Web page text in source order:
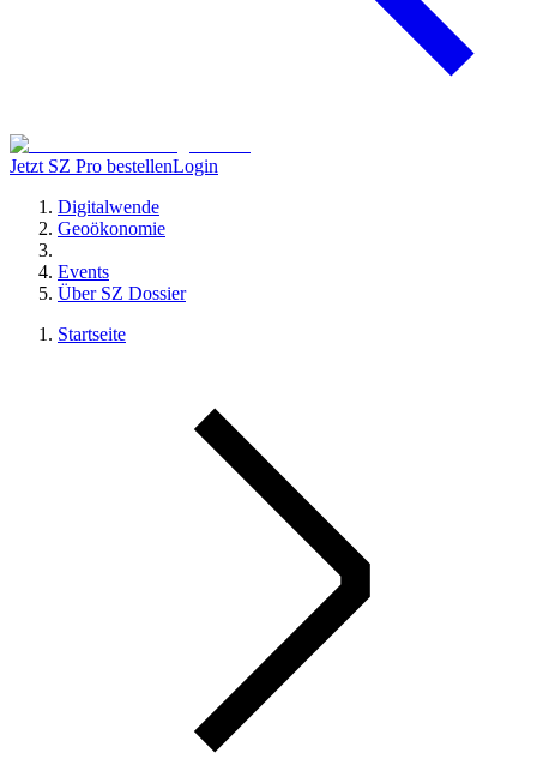
Jetzt SZ Pro bestellenLogin
Digitalwende
Geoökonomie
Events
Über SZ Dossier
Startseite